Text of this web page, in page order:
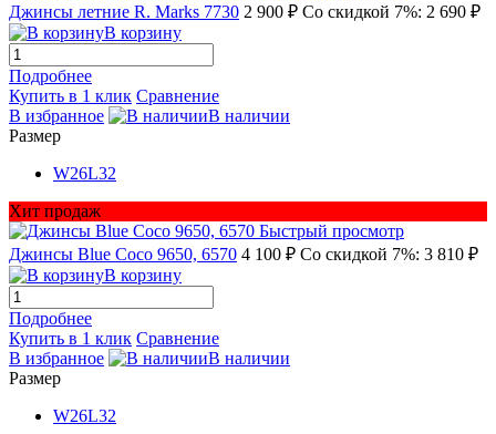
Джинсы летние R. Marks 7730 2 900 ₽ Со скидкой 7%: 2 690 ₽
В корзину
Подробнее
Купить в 1 клик Сравнение
В избранное
В наличии
Размер
W26L32
Хит продаж
Быстрый просмотр
Джинсы Blue Coco 9650, 6570 4 100 ₽ Со скидкой 7%: 3 810 ₽
В корзину
Подробнее
Купить в 1 клик Сравнение
В избранное
В наличии
Размер
W26L32